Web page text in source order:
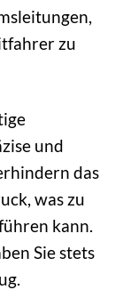
zu
und
das
was zu
kann.
Sie stets